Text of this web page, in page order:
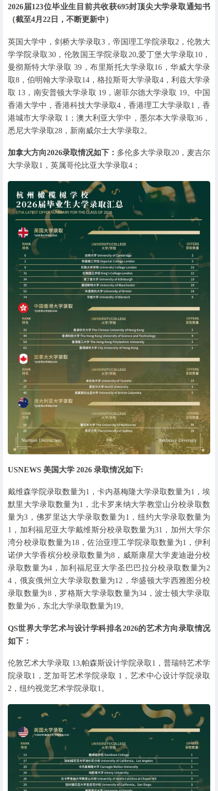
2026届123位毕业生目前共收获695封顶尖大学录取通知书
（截至4月22日，不断更新中）
英国大学中，剑桥大学录取3，帝国理工学院录取2，伦敦大
学学院录取30，伦敦国王学院录取20,爱丁堡大学录取10，
曼彻斯特大学录取 39，布里斯托大学录取16，华威大学录
取8，伯明翰大学录取14，格拉斯哥大学录取4，利兹大学录
取 13，南安普顿大学录取 19，谢菲尔德大学录取 19。中国
香港大学中，香港科技大学录取4，香港理工大学录取1，香
港城市大学录取 1；澳大利亚大学中，墨尔本大学录取36，
悉尼大学录取28，新南威尔士大学录取2。
加拿大方向2026录取情况如下： 多伦多大学录取20，麦吉尔
大学录取1，英属哥伦比亚大学录取4；
USNEWS 美国大学 2026 录取情况如下:
戴维森学院录取数量为1，卡内基梅隆大学录取数量为1，埃
默里大学录取数量为1，北卡罗来纳大学教堂山分校录取数
量为3，佛罗里达大学录取数量为1，纽约大学录取数量为
1，加利福尼亚大学戴维斯分校录取数量为31，加州大学尔
湾分校录取数量为18，佐治亚理工学院录取数量为1，伊利
诺伊大学香槟分校录取数量为8，威斯康星大学麦迪逊分校
录取数量为4，加利福尼亚大学圣巴巴拉分校录取数量为2
4，俄亥俄州立大学录取数量为12，华盛顿大学西雅图分校
录取数量为8，罗格斯大学录取数量为34，波士顿大学录取
数量为6，东北大学录取数量为19。
QS世界大学艺术与设计学科排名2026的艺术方向录取情况
如下：
伦敦艺术大学录取 13,帕森斯设计学院录取1，普瑞特艺术学
院录取1，芝加哥艺术学院录取 1，艺术中心设计学院录取
2，纽约视觉艺术学院录取1。